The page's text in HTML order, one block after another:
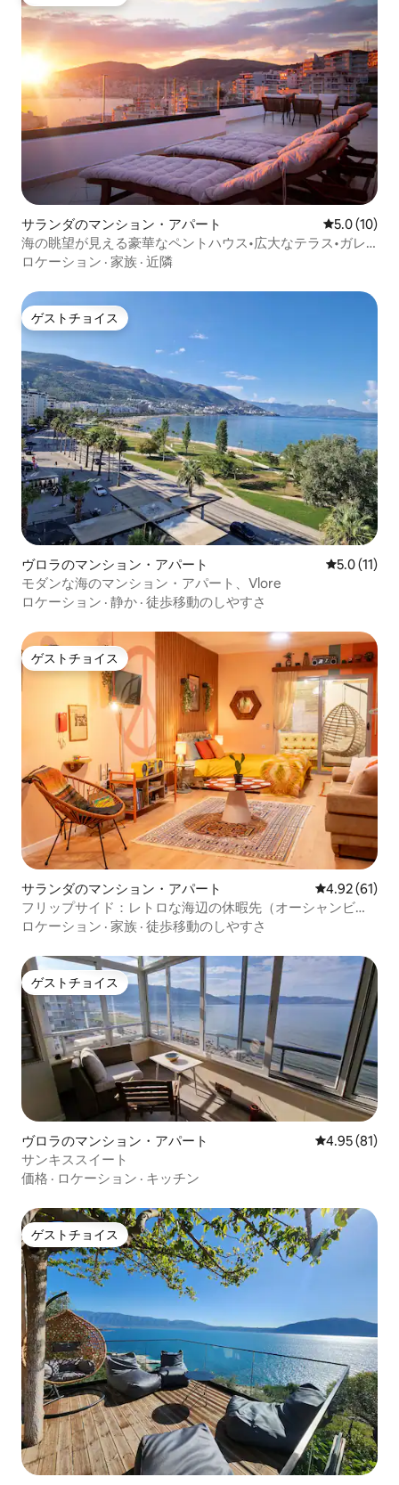
サランダのマンション・アパート レビュー10
5.0 (10)
海の眺望が見える豪華なペントハウス•広大なテラス•ガレ
ージ
ロケーション · 家族 · 近隣
ゲストチョイス
ゲストチョイス
ヴロラのマンション・アパート レビュー11
5.0 (11)
モダンな海のマンション・アパート、Vlore
ロケーション · 静か · 徒歩移動のしやすさ
ゲストチョイス
ゲストチョイス
サランダのマンション・アパート レビュー61
4.92 (61)
フリップサイド：レトロな海辺の休暇先（オーシャンビュ
ー）
ロケーション · 家族 · 徒歩移動のしやすさ
ゲストチョイス
ゲストチョイス
ヴロラのマンション・アパート レビュー81
4.95 (81)
サンキススイート
価格 · ロケーション · キッチン
ゲストチョイス
ゲストチョイス